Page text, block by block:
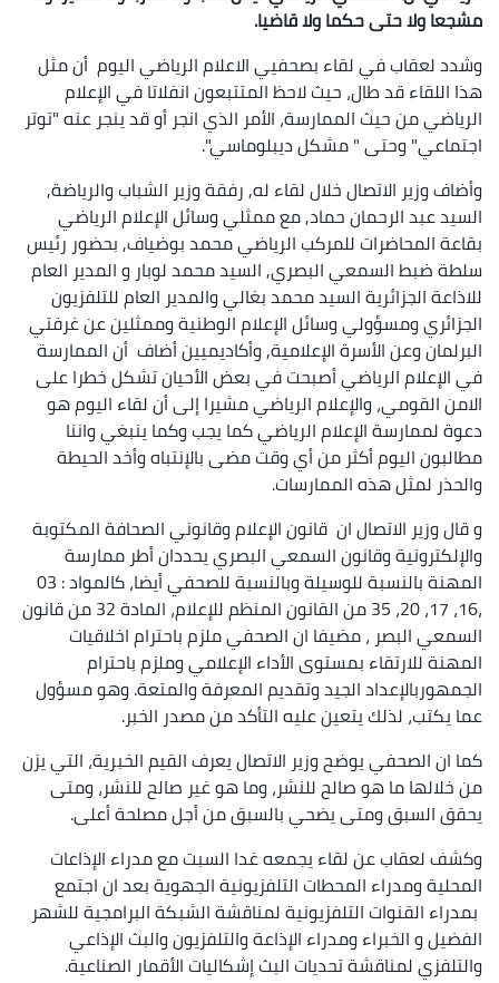
مشجعا ولا حتى حكما ولا قاضيا.
وشدد لعقاب في لقاء بصحفيي الاعلام الرياضي اليوم أن مثل
هذا اللقاء قد طال، حيث لاحظ المتتبعون انفلاتا في الإعلام
الرياضي من حيث الممارسة، الأمر الذي انجر أو قد ينجر عنه "توتر
اجتماعي" وحتى " مشكل ديبلوماسي".
وأضاف وزير الاتصال خلال لقاء له, رفقة وزير الشباب والرياضة,
السيد عبد الرحمان حماد, مع ممثلي وسائل الإعلام الرياضي
بقاعة المحاضرات للمركب الرياضي محمد بوضياف, بحضور رئيس
سلطة ضبط السمعي البصري, السيد محمد لوبار و المدير العام
للاذاعة الجزائرية السيد محمد بغالي والمدير العام للتلفزيون
الجزائري ومسؤولي وسائل الإعلام الوطنية وممثلين عن غرفتي
البرلمان وعن الأسرة الإعلامية, وأكاديميين أضاف أن الممارسة
في الإعلام الرياضي أصبحت في بعض الأحيان تشكل خطرا على
الامن القومي، والإعلام الرياضي مشيرا إلى أن لقاء اليوم هو
دعوة لممارسة الإعلام الرياضي كما يجب وكما ينبغي واننا
مطالبون اليوم أكثر من أي وقت مضى بالإنتباه وأخد الحيطة
والحذر لمثل هذه الممارسات.
و قال وزير الاتصال ان قانون الإعلام وقانوني الصحافة المكتوبة
والإلكترونية وقانون السمعي البصري يحددان أطر ممارسة
المهنة بالنسبة للوسيلة وبالنسبة للصحفي أيضا، كالمواد : 03
،16، 17، 20، 35 من القانون المنظم للإعلام، المادة 32 من قانون
السمعي البصر ، مضيفا ان الصحفي ملزم باحترام اخلاقيات
المهنة للارتقاء بمستوى الأداء الإعلامي وملزم باحترام
الجمهوربالإعداد الجيد وتقديم المعرفة والمتعة. وهو مسؤول
عما يكتب، لذلك يتعين عليه التأكد من مصدر الخبر.
كما ان الصحفي يوضح وزير الاتصال يعرف القيم الخبرية، التي يزن
من خلالها ما هو صالح للنشر، وما هو غير صالح للنشر، ومتى
يحقق السبق ومتى يضحي بالسبق من أجل مصلحة أعلى.
وكشف لعقاب عن لقاء يجمعه غدا السبت مع مدراء الإذاعات
المحلية ومدراء المحطات التلفزيونية الجهوية بعد ان اجتمع
بمدراء القنوات التلفزيونية لمناقشة الشبكة البرامجية للشهر
الفضيل و الخبراء ومدراء الإذاعة والتلفزيون والبث الإذاعي
والتلفزي لمناقشة تحديات البث إشكاليات الأقمار الصناعية.